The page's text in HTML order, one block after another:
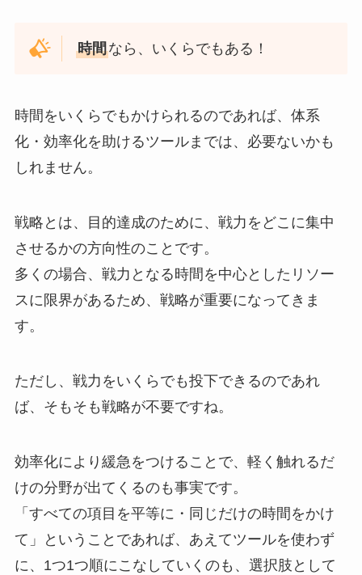
時間なら、いくらでもある！
時間をいくらでもかけられるのであれば、体系
化・効率化を助けるツールまでは、必要ないかも
しれません。
戦略とは、目的達成のために、戦力をどこに集中
させるかの方向性のことです。
多くの場合、戦力となる時間を中心としたリソー
スに限界があるため、戦略が重要になってきま
す。
ただし、戦力をいくらでも投下できるのであれ
ば、そもそも戦略が不要ですね。
効率化により緩急をつけることで、軽く触れるだ
けの分野が出てくるのも事実です。
「すべての項目を平等に・同じだけの時間をかけ
て」ということであれば、あえてツールを使わず
に、1つ1つ順にこなしていくのも、選択肢として